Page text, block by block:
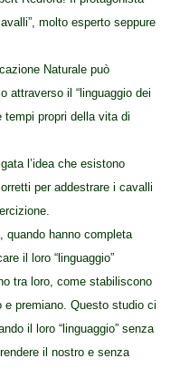
molto esperto seppure
Naturale può
attraverso il “linguaggio dei
tempi propri della vita di
l’idea che esistono
per addestrare i cavalli
quando hanno completa
il loro “linguaggio”
tra loro, come stabiliscono
e premiano. Questo studio ci
il loro “linguaggio” senza
il nostro e senza